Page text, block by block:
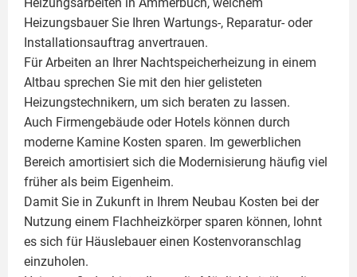
Heizungsbauer Sie Ihren Wartungs-, Reparatur- oder
Installationsauftrag anvertrauen.
Für Arbeiten an Ihrer Nachtspeicherheizung in einem
Altbau sprechen Sie mit den hier gelisteten
Heizungstechnikern, um sich beraten zu lassen.
Auch Firmengebäude oder Hotels können durch
moderne Kamine Kosten sparen. Im gewerblichen
Bereich amortisiert sich die Modernisierung häufig viel
früher als beim Eigenheim.
Damit Sie in Zukunft in Ihrem Neubau Kosten bei der
Nutzung einem Flachheizkörpersparen können, lohnt
es sich für Häuslebauer einen Kostenvoranschlag
einzuholen.